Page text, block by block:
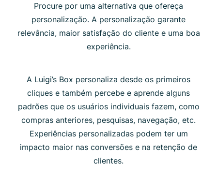
Procure por uma alternativa que ofereça
personalização. A personalização garante
relevância, maior satisfação do cliente e uma boa
experiência.
A Luigi’s Box personaliza desde os primeiros
cliques e também percebe e aprende alguns
padrões que os usuários individuais fazem, como
compras anteriores, pesquisas, navegação, etc.
Experiências personalizadas podem ter um
impacto maior nas conversões e na retenção de
clientes.